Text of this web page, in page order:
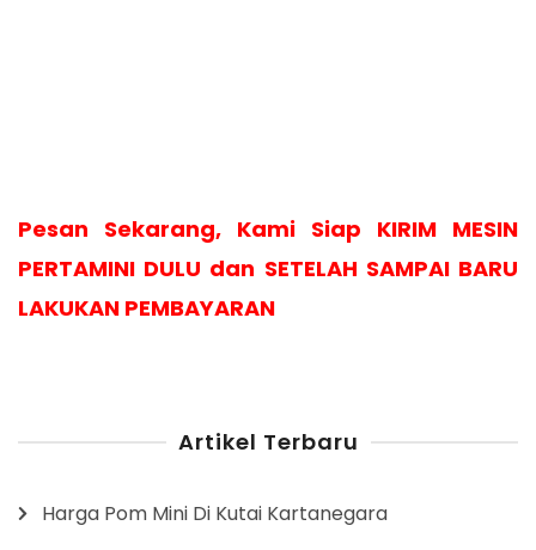
Pesan Sekarang, Kami Siap KIRIM MESIN
PERTAMINI DULU dan SETELAH SAMPAI BARU
LAKUKAN PEMBAYARAN
Artikel Terbaru
Harga Pom Mini Di Kutai Kartanegara